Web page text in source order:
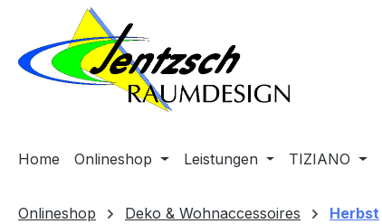
Hauptinhalt springen
Zur Suche springen
Zur Hauptnavigation springen
Home Onlineshop Leistungen TIZIANO
Onlineshop Deko & Wohnaccessoires Herbst